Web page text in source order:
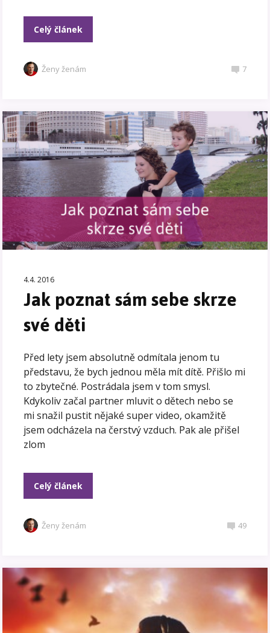
Celý článek
Ženy ženám 7
4.4. 2016
Jak poznat sám sebe skrze
své děti
Před lety jsem absolutně odmítala jenom tu
představu, že bych jednou měla mít dítě. Přišlo mi
to zbytečné. Postrádala jsem v tom smysl.
Kdykoliv začal partner mluvit o dětech nebo se
mi snažil pustit nějaké super video, okamžitě
jsem odcházela na čerstvý vzduch. Pak ale přišel
zlom
Celý článek
Ženy ženám 49